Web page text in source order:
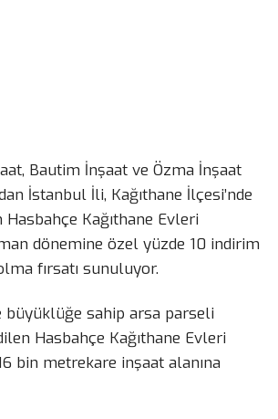
Bautim İnşaat ve Özma İnşaat
İstanbul İli, Kağıthane İlçesi’nde
Kağıthane Evleri
dönemine özel yüzde 10 indirim
fırsatı sunuluyor.
büyüklüğe sahip arsa parseli
Hasbahçe Kağıthane Evleri
bin metrekare inşaat alanına